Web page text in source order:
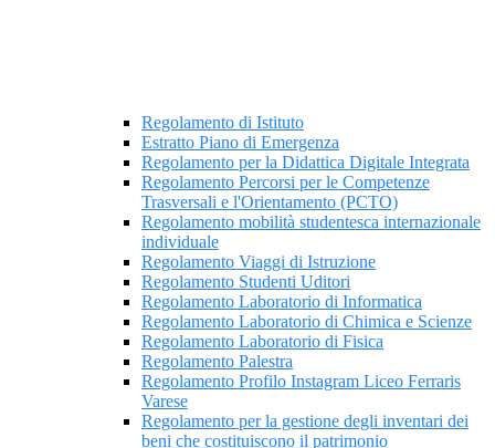
Regolamento di Istituto
Estratto Piano di Emergenza
Regolamento per la Didattica Digitale Integrata
Regolamento Percorsi per le Competenze
Trasversali e l'Orientamento (PCTO)
Regolamento mobilità studentesca internazionale
individuale
Regolamento Viaggi di Istruzione
Regolamento Studenti Uditori
Regolamento Laboratorio di Informatica
Regolamento Laboratorio di Chimica e Scienze
Regolamento Laboratorio di Fisica
Regolamento Palestra
Regolamento Profilo Instagram Liceo Ferraris
Varese
Regolamento per la gestione degli inventari dei
beni che costituiscono il patrimonio